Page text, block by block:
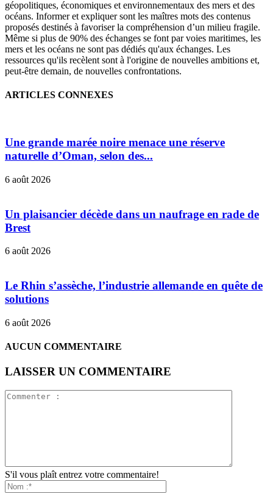
géopolitiques, économiques et environnementaux des mers et des
océans. Informer et expliquer sont les maîtres mots des contenus
proposés destinés à favoriser la compréhension d’un milieu fragile.
Même si plus de 90% des échanges se font par voies maritimes, les
mers et les océans ne sont pas dédiés qu'aux échanges. Les
ressources qu'ils recèlent sont à l'origine de nouvelles ambitions et,
peut-être demain, de nouvelles confrontations.
ARTICLES CONNEXES
Une grande marée noire menace une réserve
naturelle d’Oman, selon des...
6 août 2026
Un plaisancier décède dans un naufrage en rade de
Brest
6 août 2026
Le Rhin s’assèche, l’industrie allemande en quête de
solutions
6 août 2026
AUCUN COMMENTAIRE
LAISSER UN COMMENTAIRE
S'il vous plaît entrez votre commentaire!